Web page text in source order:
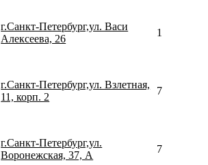
г.Санкт-Петербург,ул. Васи
Алексеева, 26
г.Санкт-Петербург,ул. Взлетная,
11, корп. 2
г.Санкт-Петербург,ул.
Воронежская, 37, А